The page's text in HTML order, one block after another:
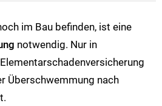
im Bau befinden, ist eine
notwendig. Nur in
Überschwemmung nach